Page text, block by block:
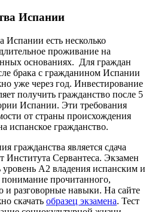
Испании
Испании есть несколько
проживание на
основаниях. Для граждан
брака с гражданином Испании
уже через год. Инвестирование
получить гражданство после 5
Испании. Эти требования
от страны происхождения
испанское гражданство.
гражданства является сдача
Института Сервантеса. Экзамен
А2 владения испанским и
понимание прочитанного,
и разговорные навыки. На сайте
скачать образец экзамена. Тест